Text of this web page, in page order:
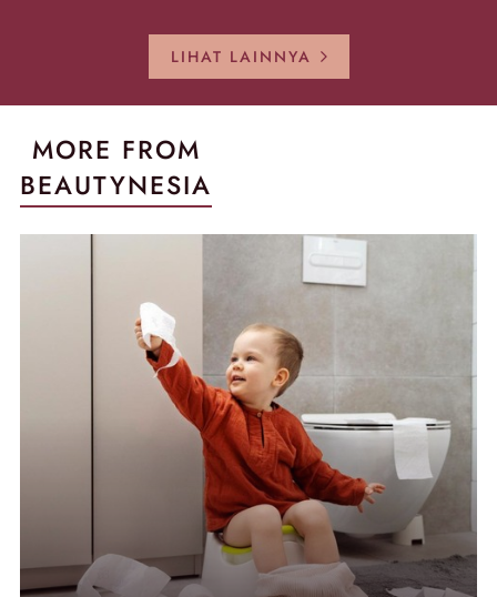
LIHAT LAINNYA
MORE FROM
BEAUTYNESIA